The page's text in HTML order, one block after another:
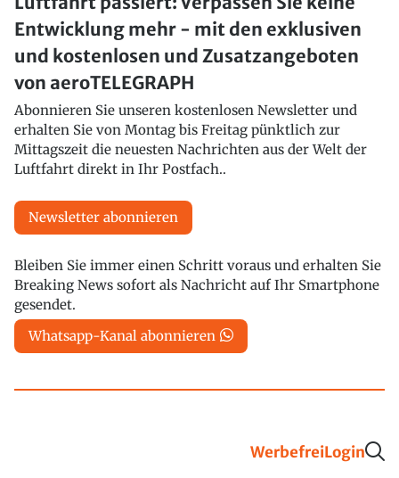
Entwicklung mehr - mit den exklusiven
und kostenlosen und Zusatzangeboten
von aeroTELEGRAPH
Abonnieren Sie unseren kostenlosen Newsletter und
erhalten Sie von Montag bis Freitag pünktlich zur
Mittagszeit die neuesten Nachrichten aus der Welt der
Luftfahrt direkt in Ihr Postfach..
Newsletter abonnieren
Bleiben Sie immer einen Schritt voraus und erhalten Sie
Breaking News sofort als Nachricht auf Ihr Smartphone
gesendet.
Whatsapp-Kanal abonnieren
WerbefreiLogin